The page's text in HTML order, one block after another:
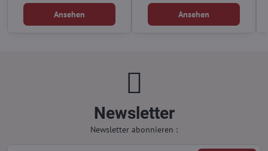
Ansehen Ansehen
Newsletter
Newsletter abonnieren :